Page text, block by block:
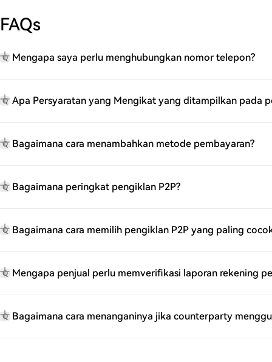
FAQs
Q Mengapa saya perlu menghubungkan nomor telepon?
Q Apa Persyaratan yang Mengikat yang ditampilkan pada
Q Bagaimana cara menambahkan metode pembayaran?
Q Bagaimana peringkat pengiklan P2P?
Q Bagaimana cara memilih pengiklan P2P yang paling
Q Mengapa penjual perlu memverifikasi laporan rekening
Q Bagaimana cara menanganinya jika counterparty